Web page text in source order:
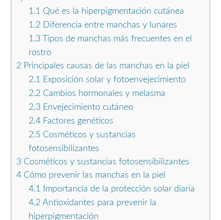
1.1 Qué es la hiperpigmentación cutánea
1.2Diferencia entre manchas y lunares
1.3Tipos de manchas más frecuentes en el
rostro
2 Principales causas de las manchas en la piel
2.1 Exposición solar y fotoenvejecimiento
2.2Cambios hormonales y melasma
2.3Envejecimiento cutáneo
2.4Factores genéticos
2.5 Cosméticos y sustancias
fotosensibilizantes
3 Cosméticos y sustancias fotosensibilizantes
4 Cómo prevenir las manchas en la piel
4.1 Importancia de la protección solar diaria
4.2Antioxidantes para prevenir la
hiperpigmentación